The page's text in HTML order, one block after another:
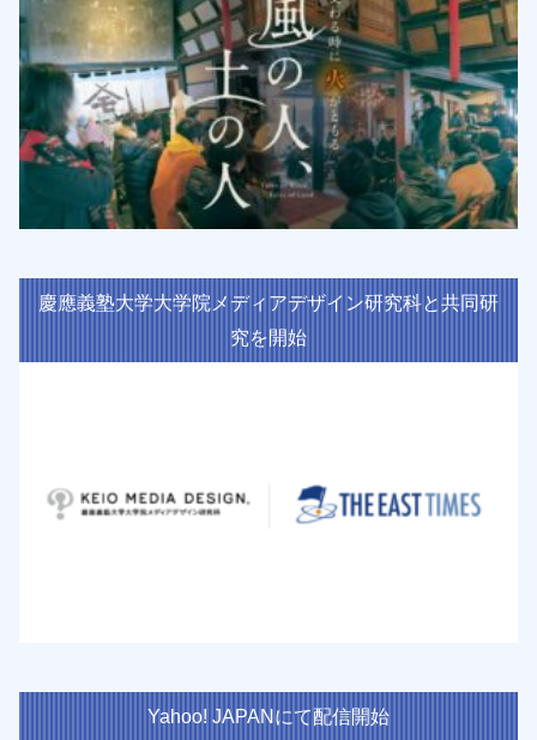
慶應義塾大学大学院メディアデザイン研究科と共同研
究を開始
Yahoo! JAPANにて配信開始